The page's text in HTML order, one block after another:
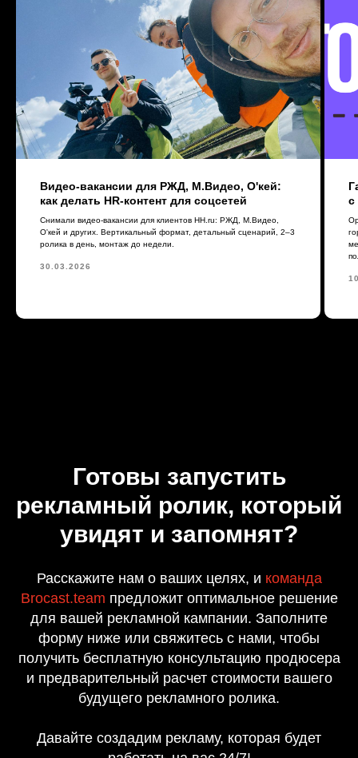
Видео-вакансии для РЖД, М.Видео, О'кей:
как делать HR-контент для соцсетей
Снимали видео-вакансии для клиентов HH.ru: РЖД, М.Видео,
О'кей и других. Вертикальный формат, детальный сценарий, 2–3
ролика в день, монтаж до недели.
30.03.2026
с
Готовы запустить
рекламный ролик, который
увидят и запомнят?
Расскажите нам о ваших целях, и команда
Brocast.team предложит оптимальное решение
для вашей рекламной кампании. Заполните
форму ниже или свяжитесь с нами, чтобы
получить бесплатную консультацию продюсера
и предварительный расчет стоимости вашего
будущего рекламного ролика.
Давайте создадим рекламу, которая будет